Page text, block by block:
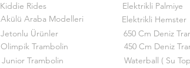
Kiddie Rides
Akülü Araba Modelleri
Jetonlu Ürünler
Olimpik Trambolin
Junior Trambolin
Elektrikli Palmiye
Elektrikli Hemster
650 Cm Deniz
450 Cm Deniz
Waterball ( Su